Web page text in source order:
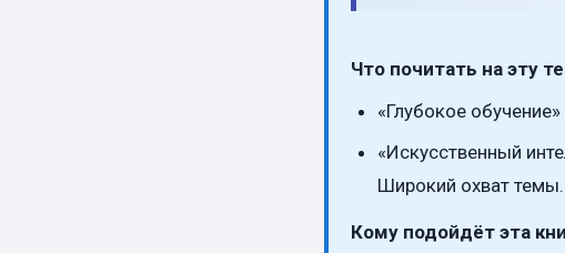
Что почитать на эту
«Глубокое
«Искусственный
Широкий охват темы.
Кому подойдёт эта